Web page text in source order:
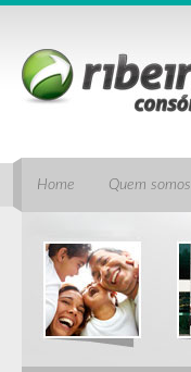
Home Quem somos